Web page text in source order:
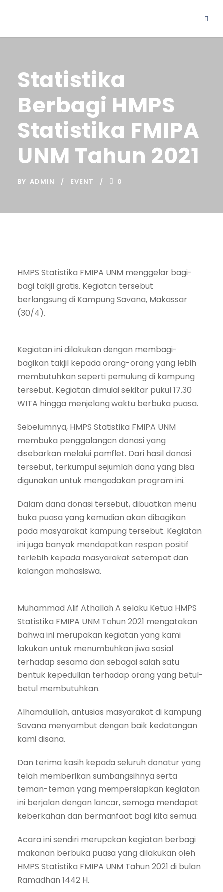
Statistika
Berbagi HMPS
Statistika FMIPA
UNM Tahun 2021
BY ADMIN EVENT 0
HMPS Statistika FMIPA UNM menggelar bagi-
bagi takjil gratis. Kegiatan tersebut
berlangsung di Kampung Savana, Makassar
(30/4).
Kegiatan ini dilakukan dengan membagi-
bagikan takjil kepada orang-orang yang lebih
membutuhkan seperti pemulung di kampung
tersebut. Kegiatan dimulai sekitar pukul 17.30
WITA hingga menjelang waktu berbuka puasa.
Sebelumnya, HMPS Statistika FMIPA UNM
membuka penggalangan donasi yang
disebarkan melalui pamflet. Dari hasil donasi
tersebut, terkumpul sejumlah dana yang bisa
digunakan untuk mengadakan program ini.
Dalam dana donasi tersebut, dibuatkan menu
buka puasa yang kemudian akan dibagikan
pada masyarakat kampung tersebut. Kegiatan
ini juga banyak mendapatkan respon positif
terlebih kepada masyarakat setempat dan
kalangan mahasiswa.
Muhammad Alif Athallah A selaku Ketua HMPS
Statistika FMIPA UNM Tahun 2021 mengatakan
bahwa ini merupakan kegiatan yang kami
lakukan untuk menumbuhkan jiwa sosial
terhadap sesama dan sebagai salah satu
bentuk kepedulian terhadap orang yang betul-
betul membutuhkan.
Alhamdulilah, antusias masyarakat di kampung
Savana menyambut dengan baik kedatangan
kami disana.
Dan terima kasih kepada seluruh donatur yang
telah memberikan sumbangsihnya serta
teman-teman yang mempersiapkan kegiatan
ini berjalan dengan lancar, semoga mendapat
keberkahan dan bermanfaat bagi kita semua.
Acara ini sendiri merupakan kegiatan berbagi
makanan berbuka puasa yang dilakukan oleh
HMPS Statistika FMIPA UNM Tahun 2021 di bulan
Ramadhan 1442 H.